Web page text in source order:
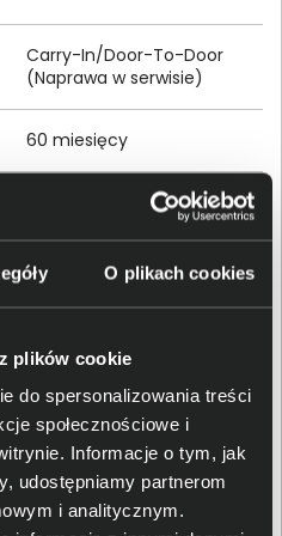
O plikach cookies
plików cookie
do spersonalizowania treści
społecznościowe i
Informacje o tym, jak
udostępniamy partnerom
i analitycznym.
Carry-In/Door-To-Door
(Naprawa w serwisie)
60 miesięcy
Metal, Tworzywa sztuczne
25
100
98